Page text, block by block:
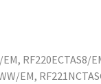
RF220ECTAS8/
EM,